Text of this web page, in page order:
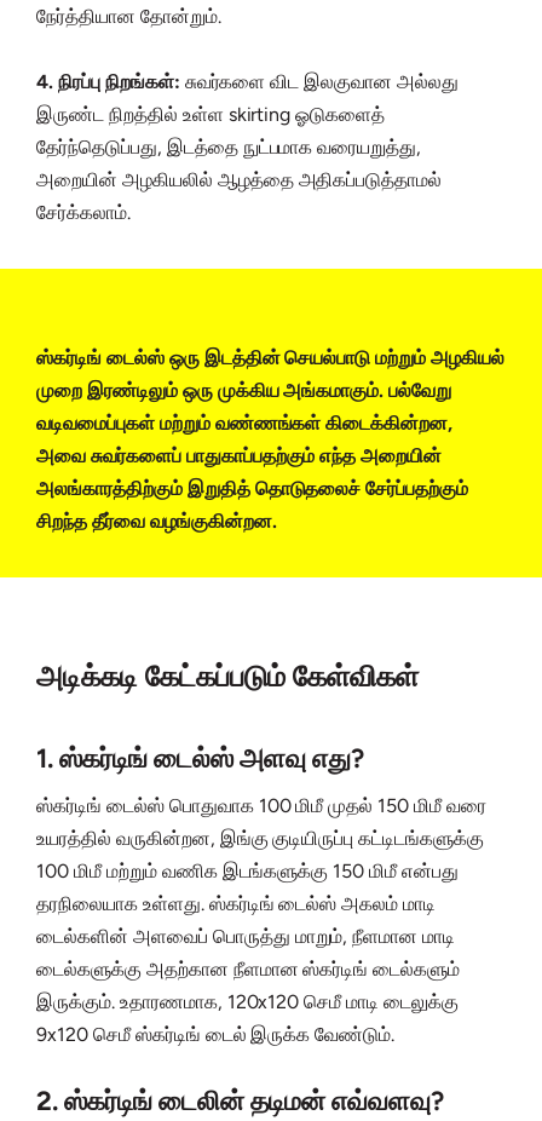
நேர்த்தியான தோன்றும்.
4. நிரப்பு நிறங்கள்: சுவர்களை விட இலகுவான அல்லது
இருண்ட நிறத்தில் உள்ள skirting ஓடுகளைத்
தேர்ந்தெடுப்பது, இடத்தை நுட்பமாக வரையறுத்து,
அறையின் அழகியலில் ஆழத்தை அதிகப்படுத்தாமல்
சேர்க்கலாம்.
ஸ்கர்டிங் டைல்ஸ் ஒரு இடத்தின் செயல்பாடு மற்றும் அழகியல்
முறை இரண்டிலும் ஒரு முக்கிய அங்கமாகும். பல்வேறு
வடிவமைப்புகள் மற்றும் வண்ணங்கள் கிடைக்கின்றன,
அவை சுவர்களைப் பாதுகாப்பதற்கும் எந்த அறையின்
அலங்காரத்திற்கும் இறுதித் தொடுதலைச் சேர்ப்பதற்கும்
சிறந்த தீர்வை வழங்குகின்றன.
அடிக்கடி கேட்கப்படும் கேள்விகள்
1. ஸ்கர்டிங் டைல்ஸ் அளவு எது?
ஸ்கர்டிங் டைல்ஸ் பொதுவாக 100 மிமீ முதல் 150 மிமீ வரை
உயரத்தில் வருகின்றன, இங்கு குடியிருப்பு கட்டிடங்களுக்கு
100 மிமீ மற்றும் வணிக இடங்களுக்கு 150 மிமீ என்பது
தரநிலையாக உள்ளது. ஸ்கர்டிங் டைல்ஸ் அகலம் மாடி
டைல்களின் அளவைப் பொருத்து மாறும், நீளமான மாடி
டைல்களுக்கு அதற்கான நீளமான ஸ்கர்டிங் டைல்களும்
இருக்கும். உதாரணமாக, 120x120 செமீ மாடி டைலுக்கு
9x120 செமீ ஸ்கர்டிங் டைல் இருக்க வேண்டும்.
2. ஸ்கர்டிங் டைலின் தடிமன் எவ்வளவு?